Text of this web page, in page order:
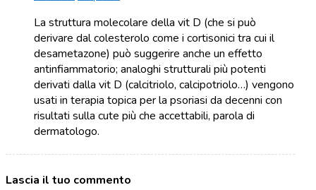
La struttura molecolare della vit D (che si può
derivare dal colesterolo come i cortisonici tra cui il
desametazone) può suggerire anche un effetto
antinfiammatorio; analoghi strutturali più potenti
derivati dalla vit D (calcitriolo, calcipotriolo…) vengono
usati in terapia topica per la psoriasi da decenni con
risultati sulla cute più che accettabili, parola di
dermatologo.
Lascia il tuo commento